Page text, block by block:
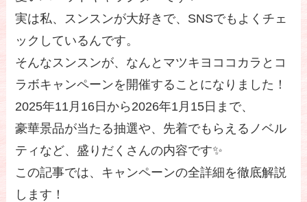
実は私、スンスンが大好きで、SNSでもよくチェ
ックしているんです。
そんなスンスンが、なんとマツキヨココカラとコ
ラボキャンペーンを開催することになりました！
2025年11月16日から2026年1月15日まで、
豪華景品が当たる抽選や、先着でもらえるノベル
ティなど、盛りだくさんの内容です✨
この記事では、キャンペーンの全詳細を徹底解説
します！